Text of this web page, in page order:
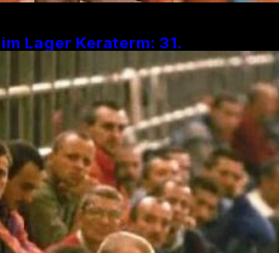
Lager Keraterm: 31.
Massakers mit 200